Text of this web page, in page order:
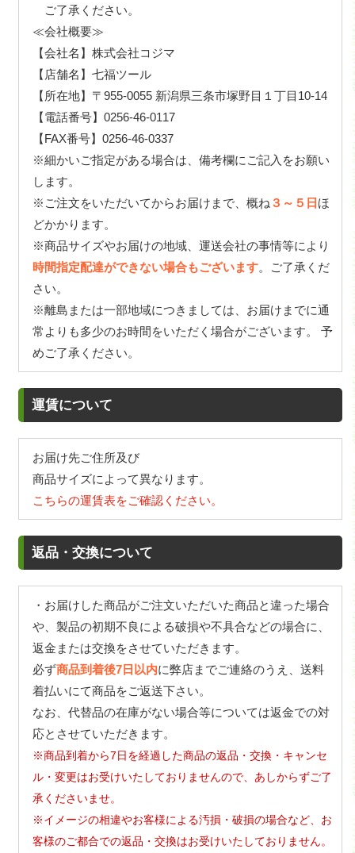
ご了承ください。
≪会社概要≫
【会社名】株式会社コジマ
【店舗名】七福ツール
【所在地】〒955-0055 新潟県三条市塚野目１丁目10-14
【電話番号】0256-46-0117
【FAX番号】0256-46-0337
※細かいご指定がある場合は、備考欄にご記入をお願い
します。
※ご注文をいただいてからお届けまで、概ね ３～５日ほ
どかかります。
※商品サイズやお届けの地域、運送会社の事情等により
時間指定配達ができない場合もございます。ご了承くだ
さい。
※離島または一部地域につきましては、お届けまでに通
常よりも多少のお時間をいただく場合がございます。 予
めご了承ください。
運賃について
お届け先ご住所及び
商品サイズによって異なります。
こちらの運賃表をご確認ください。
返品・交換について
・お届けした商品がご注文いただいた商品と違った場合
や、製品の初期不良による破損や不具合などの場合に、
返金または交換をさせていただきます。
必ず商品到着後7日以内に弊店までご連絡のうえ、送料
着払いにて商品をご返送下さい。
なお、代替品の在庫がない場合等については返金での対
応とさせていただきます。
※商品到着から7日を経過した商品の返品・交換・キャンセ
ル・変更はお受けいたしておりませんので、あしからずご了
承くださいませ。
※イメージの相違やお客様による汚損・破損の場合など、お
客様のご都合での返品・交換はお受けいたしておりません。